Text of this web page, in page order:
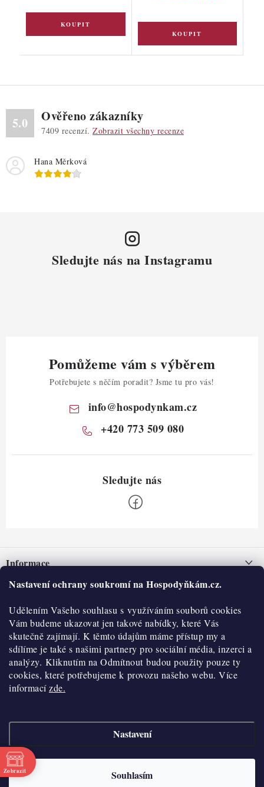
Nastavení ochrany soukromí na Hospodyňkám.cz.
Udělením Vašeho souhlasu s využíváním souborů cookies
Vám budeme ukazovat jen takové nabídky, které Vás
skutečně zajímají. K těmto údajům máme přístup my a
sdílíme je také s našimi partnery pro sociální média, inzerci a
analýzy. Kliknutím na Odmítnout budou použity pouze ty
cookies, které potřebujeme k provozu našeho webu. Více
informacízde.
Nastavení
Souhlasím
5.0 Ověřeno zákazníky
7409 recenzí. Zobrazit všechny recenze
Hana Měrková
Sledujte nás na Instagramu
Pomůžeme vám s výběrem
Potřebujete s něčím poradit? Jsme tu pro vás!
info@hospodynkam.cz
+420 773 509 080
pInformace
Nepřevzetí zásilky na dobírku
Obchodní podmínky
Hodnocení obchodu
Blog
Moje objednávka
O nás
Historie
Kontakty
O nákupu
Reklamace a vratky
Výdejní místa
Velkoobchod
Vytvořil Shoptet
Copyright 2026
cookies
Zobrazit